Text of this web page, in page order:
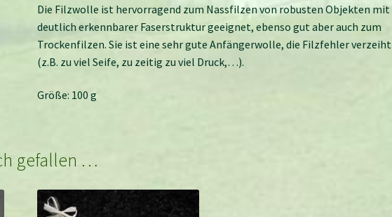
Die Filzwolle ist hervorragend zum Nassfilzen von robusten Objekten mit
deutlich erkennbarer Faserstruktur geeignet, ebenso gut aber auch zum
Trockenfilzen. Sie ist eine sehr gute Anfängerwolle, die Filzfehler verzeiht
(z.B. zu viel Seife, zu zeitig zu viel Druck,…).
Größe: 100 g
gefallen …